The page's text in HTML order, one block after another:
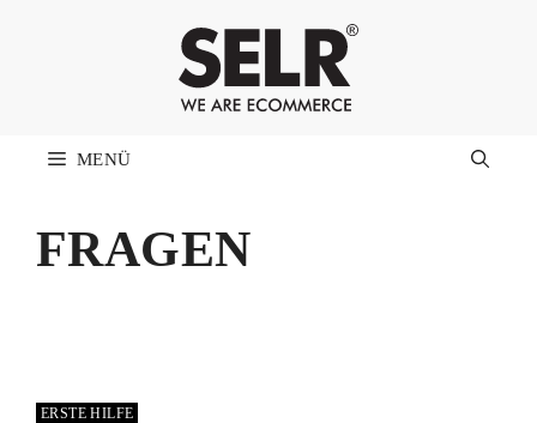
MENÜ
FRAGEN
ERSTE HILFE